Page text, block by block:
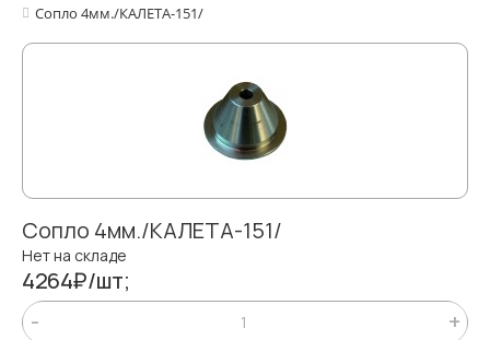
Сопло 4мм./КАЛЕТА-151/
Сопло 4мм./КАЛЕТА-151/
Нет на складе
4264₽/шт;